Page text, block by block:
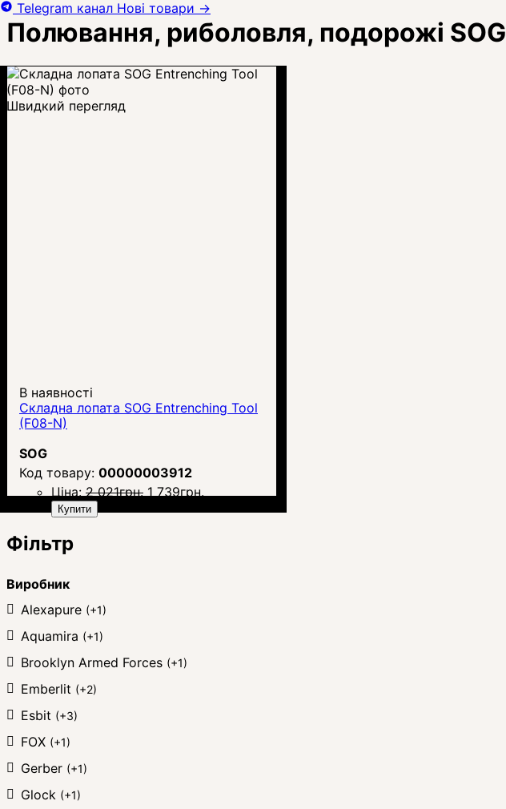
Полювання, риболовля, подорожі SOG
Швидкий перегляд
В наявності
Складна лопата SOG Entrenching Tool
(F08-N)
SOG
00000003912
Ціна: 2 021грн. 1 739грн.
Купити
Фільтр
Виробник
Alexapure (+1)
Aquamira (+1)
Brooklyn Armed Forces (+1)
Emberlit (+2)
Esbit (+3)
FOX (+1)
Gerber (+1)
Glock (+1)
Telegram канал Нові товари →